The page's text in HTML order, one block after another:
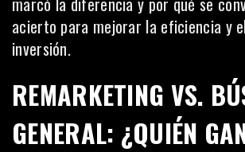
acierto para mejorar la eficiencia y
inversión.
REMARKETING VS.
GENERAL: ¿QUIÉN